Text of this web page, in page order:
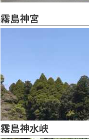
霧島神宮
霧島神水峡